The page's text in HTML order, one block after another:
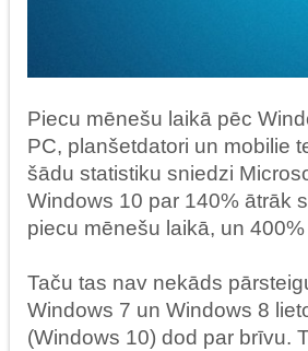
Piecu mēnešu laikā pēc
PC, planšetdatori un mobilie
šādu statistiku sniedzi
Windows 10 par 140% ātrāk
piecu mēnešu laikā, un
Taču tas nav nekāds
Windows 7 un Windows 8
(Windows 10) dod par brīvu.